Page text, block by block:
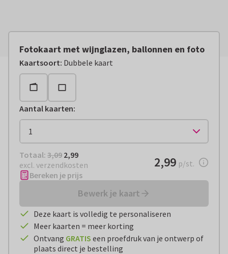
Fotokaart met wijnglazen, ballonnen en foto
Kaartsoort: Dubbele kaart
Aantal kaarten:
Totaal: € 2,99
Totaal: 3,09 2,99
excl. verzendkosten
€ 2,99per stuk
2,99 p/st.
Bereken je prijs
Bewerk je kaart
Deze kaart is volledig te personaliseren
Meer kaarten = meer korting
Ontvang GRATIS een proefdruk van je ontwerp of
plaats direct je bestelling